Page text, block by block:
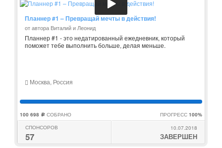
Планнер #1 – Превращай мечты в действия!
от автора Виталий и Леонид
Планнер #1 - это недатированный ежедневник, который
поможет тебе выполнить больше, делая меньше.
Москва, Россия
100 698 c СОБРАНО ПРОГРЕСС 100%
СПОНСОРОВ
57
10.07.2018
ЗАВЕРШЕН